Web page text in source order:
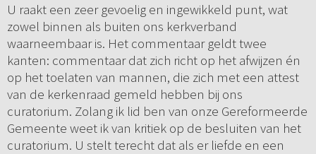
U raakt een zeer gevoelig en ingewikkeld punt, wat
zowel binnen als buiten ons kerkverband
waarneembaar is. Het commentaar geldt twee
kanten: commentaar dat zich richt op het afwijzen én
op het toelaten van mannen, die zich met een attest
van de kerkenraad gemeld hebben bij ons
curatorium. Zolang ik lid ben van onze Gereformeerde
Gemeente weet ik van kritiek op de besluiten van het
curatorium. U stelt terecht dat als er liefde en een